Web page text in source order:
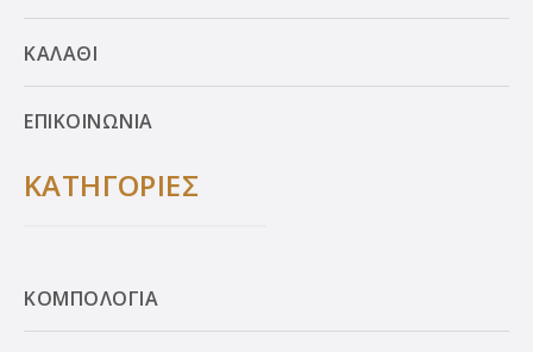
ΚΑΛΑΘΙ
ΕΠΙΚΟΙΝΩΝΙΑ
ΚΑΤΗΓΟΡΙΕΣ
ΚΟΜΠΟΛΟΓΙΑ